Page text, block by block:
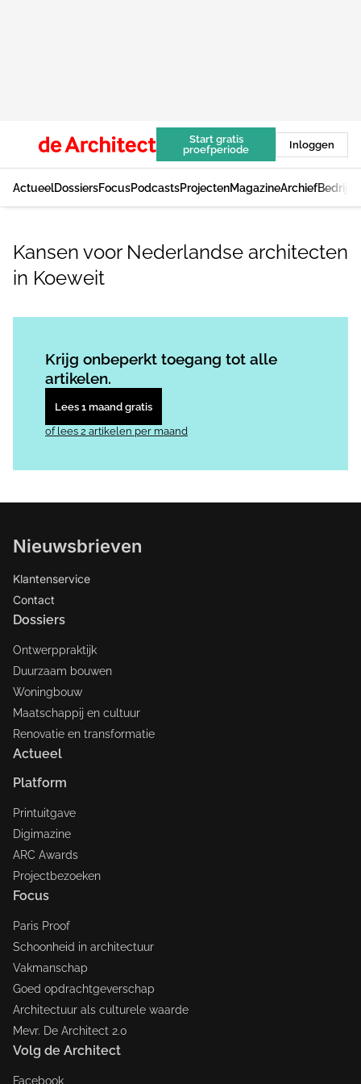
Start gratis
proefperiode
Inloggen
ActueelDossiersFocusPodcastsProjectenMagazineArchief
Kansen voor Nederlandse architecten
in Koeweit
Krijg onbeperkt toegang tot alle
artikelen.
Lees 1 maand gratis
of lees 2 artikelen per maand
Nieuwsbrieven
Klantenservice
Contact
Dossiers
Ontwerppraktijk
Duurzaam bouwen
Woningbouw
Maatschappij en cultuur
Renovatie en transformatie
Actueel
Platform
Printuitgave
Digimazine
ARC Awards
Projectbezoeken
Focus
Paris Proof
Schoonheid in architectuur
Vakmanschap
Goed opdrachtgeverschap
Architectuur als culturele waarde
Mevr. De Architect 2.0
Volg de Architect
Facebook